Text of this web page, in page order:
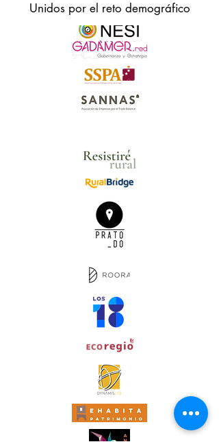
Unidos por el reto demográfico